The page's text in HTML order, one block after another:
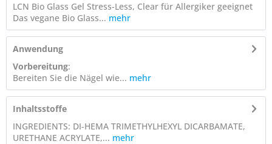
LCN Bio Glass Gel Stress-Less, Clear für Allergiker geeignet
Das vegane Bio Glass... mehr
Anwendung
Vorbereitung:
Bereiten Sie die Nägel wie... mehr
Inhaltsstoffe
INGREDIENTS: DI-HEMA TRIMETHYLHEXYL DICARBAMATE,
URETHANE ACRYLATE,... mehr